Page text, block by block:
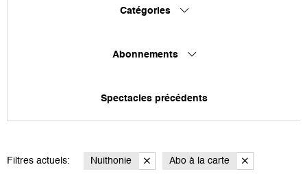
Catégories
Abonnements
Spectacles précédents
Filtres actuels: Nuithonie Abo à la carte